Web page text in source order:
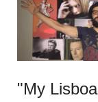
"My